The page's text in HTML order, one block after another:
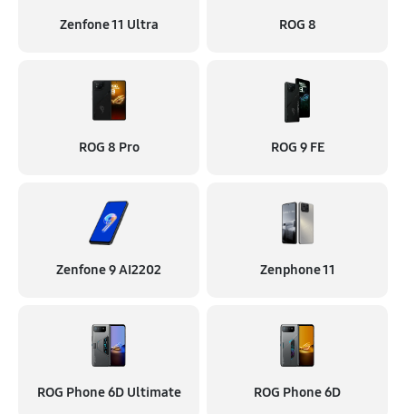
Zenfone 11 Ultra ROG 8
ROG 8 Pro ROG 9 FE
Zenfone 9 AI2202 Zenphone 11
ROG Phone 6D Ultimate ROG Phone 6D